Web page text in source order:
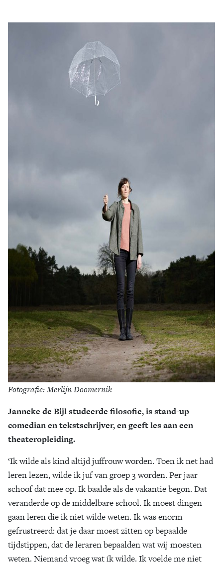
Fotografie: Merlijn Doomernik
Janneke de Bijl studeerde filosofie, is stand-up
comedian en tekstschrijver, en geeft les aan een
theateropleiding.
‘Ik wilde als kind altijd juffrouw worden. Toen ik net had
leren lezen, wilde ik juf van groep 3 worden. Per jaar
schoof dat mee op. Ik baalde als de vakantie begon. Dat
veranderde op de middelbare school. Ik moest dingen
gaan leren die ik niet wilde weten. Ik was enorm
gefrustreerd: dat je daar moest zitten op bepaalde
tijdstippen, dat de leraren bepaalden wat wij moesten
weten. Niemand vroeg wat ík wilde. Ik voelde me niet